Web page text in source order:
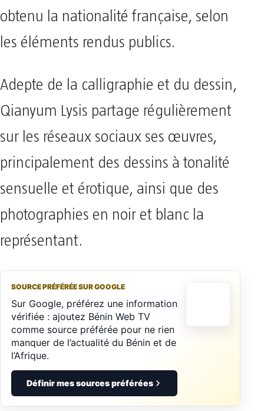
obtenu la nationalité française, selon
les éléments rendus publics.
Adepte de la calligraphie et du dessin,
Qianyum Lysis partage régulièrement
sur les réseaux sociaux ses œuvres,
principalement des dessins à tonalité
sensuelle et érotique, ainsi que des
photographies en noir et blanc la
représentant.
SOURCE PRÉFÉRÉE SUR GOOGLE
Sur Google, préférez une information
vérifiée : ajoutez Bénin Web TV
comme source préférée pour ne rien
manquer de l’actualité du Bénin et de
l’Afrique.
Définir mes sources préférées